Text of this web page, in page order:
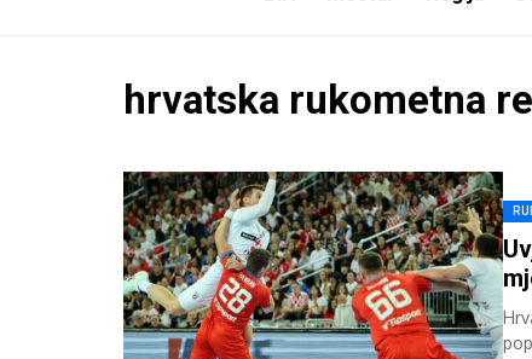
hrvatska rukometna